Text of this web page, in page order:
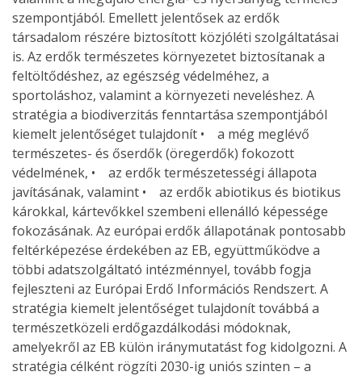
szempontjából. Emellett jelentősek az erdők
társadalom részére biztosított közjóléti szolgáltatásai
is. Az erdők természetes környezetet biztosítanak a
feltöltődéshez, az egészség védelméhez, a
sportoláshoz, valamint a környezeti neveléshez. A
stratégia a biodiverzitás fenntartása szempontjából
kiemelt jelentőséget tulajdonít • a még meglévő
természetes- és őserdők (öregerdők) fokozott
védelmének, • az erdők természetességi állapota
javításának, valamint • az erdők abiotikus és biotikus
károkkal, kártevőkkel szembeni ellenálló képessége
fokozásának. Az európai erdők állapotának pontosabb
feltérképezése érdekében az EB, együttműködve a
többi adatszolgáltató intézménnyel, tovább fogja
fejleszteni az Európai Erdő Információs Rendszert. A
stratégia kiemelt jelentőséget tulajdonít továbbá a
természetközeli erdőgazdálkodási módoknak,
amelyekről az EB külön iránymutatást fog kidolgozni. A
stratégia célként rögzíti 2030-ig uniós szinten – a